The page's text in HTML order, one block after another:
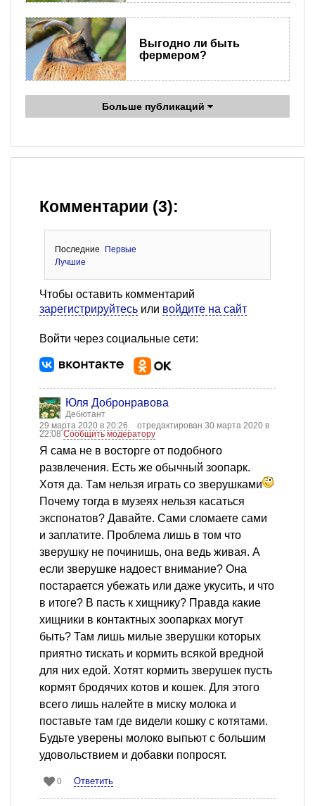
Выгодно ли быть
фермером?
Больше публикаций
Комментарии (3):
Последние
Первые
Лучшие
Чтобы оставить комментарий
зарегистрируйтесь или войдите на сайт
Войти через социальные сети:
Юля Добронравова
Дебютант
29 марта 2020 в 20:26
отредактирован 30 марта 2020 в
22:08Сообщить модератору
Я сама не в восторге от подобного
развлечения. Есть же обычный зоопарк.
Хотя да. Там нельзя играть со зверушками
Почему тогда в музеях нельзя касаться
экспонатов? Давайте. Сами сломаете сами
и заплатите. Проблема лишь в том что
зверушку не починишь, она ведь живая. А
если зверушке надоест внимание? Она
постарается убежать или даже укусить, и что
в итоге? В пасть к хищнику? Правда какие
хищники в контактных зоопарках могут
быть? Там лишь милые зверушки которых
приятно тискать и кормить всякой вредной
для них едой. Хотят кормить зверушек пусть
кормят бродячих котов и кошек. Для этого
всего лишь налейте в миску молока и
поставьте там где видели кошку с котятами.
Будьте уверены молоко выпьют с большим
удовольствием и добавки попросят.
0 Ответить